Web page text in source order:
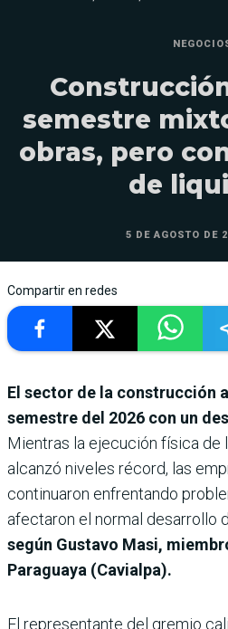
semestre
obras, pero
de
5 DE AGOSTO DE
Compartir en redes
El sector de la construcción
semestre del 2026 con un
Mientras la ejecución física de
alcanzó niveles récord, las
continuaron enfrentando
afectaron el normal desarrollo
según Gustavo Masi,
Paraguaya (Cavialpa).
El representante del gremio